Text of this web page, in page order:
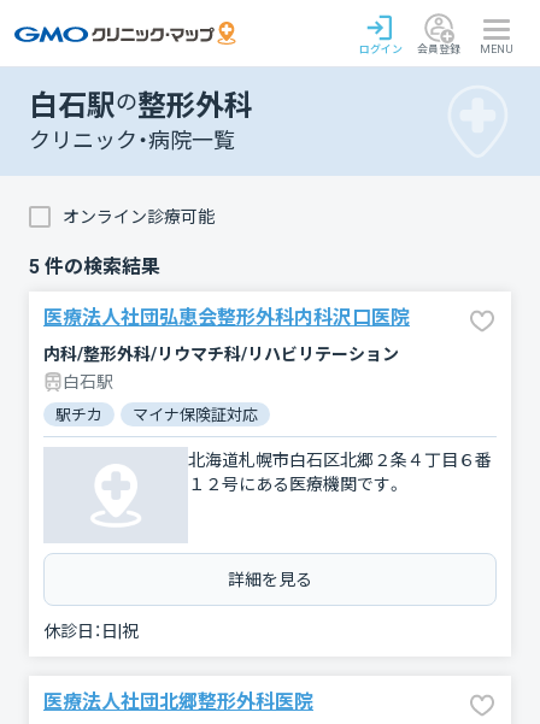
ログイン 会員登録 MENU
白石駅の整形外科
クリニック・病院一覧
オンライン診療可能
5 件の検索結果
医療法人社団弘恵会整形外科内科沢口医院
内科/整形外科/リウマチ科/リハビリテーション
白石駅
駅チカ マイナ保険証対応
北海道札幌市白石区北郷２条４丁目６番
１２号にある医療機関です。
詳細を見る
休診日： 日|祝
医療法人社団北郷整形外科医院